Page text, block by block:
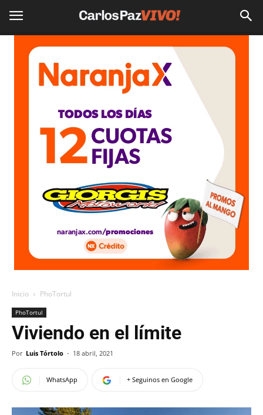
Inicio PhoTortul
PhoTortul
Viviendo en el límite
Por Luis Tórtolo - 18 abril, 2021
WhatsApp + Seguinos en Google